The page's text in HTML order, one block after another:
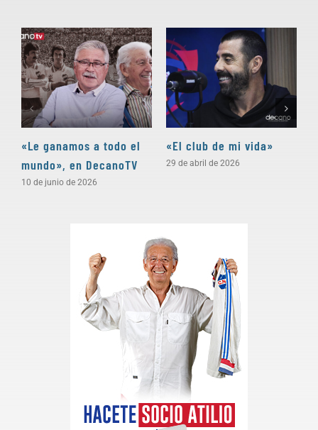
«Le ganamos a todo el
mundo», en DecanoTV
10 de junio de 2026
«El club de mi vida»
29 de abril de 2026